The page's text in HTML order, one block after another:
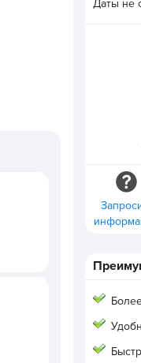
Даты не